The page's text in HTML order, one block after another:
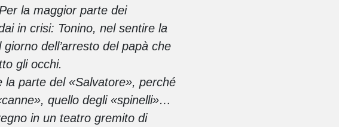
la maggior parte dei
in crisi: Tonino, nel sentire la
dell’arresto del papà che
gli occhi.
parte del «Salvatore», perché
quello degli «spinelli»…
in un teatro gremito di